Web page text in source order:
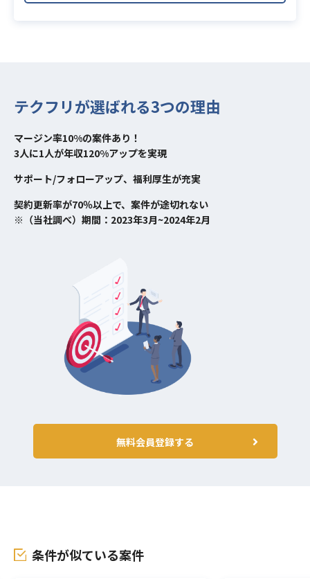
テクフリが選ばれる3つの理由
マージン率10%の案件あり！
3人に1人が年収120%アップを実現
サポート/フォローアップ、福利厚生が充実
契約更新率が70％以上で、案件が途切れない
※（当社調べ）期間：2023年3月~2024年2月
無料会員登録する
条件が似ている案件